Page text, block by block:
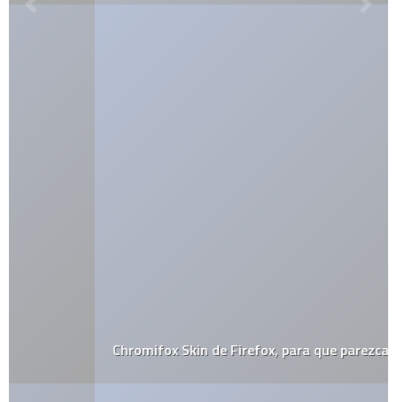
Chromifox Skin de Firefox, para que parezca Chrome